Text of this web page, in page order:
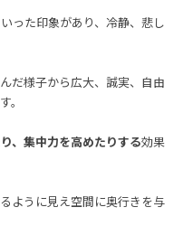
った印象があり、冷静、悲し
だ様子から広大、誠実、自由
。
、集中力を高めたりする効果
ように見え空間に奥行きを与